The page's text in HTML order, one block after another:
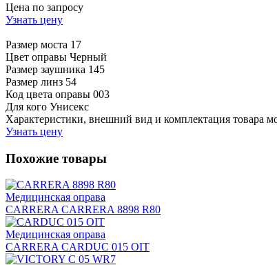
Цена по запросу
Узнать цену
Размер моста 17
Цвет оправы Черный
Размер заушника 145
Размер линз 54
Код цвета оправы 003
Для кого Унисекс
Характеристики, внешний вид и комплектация товара
Узнать цену
Похожие товары
Медицинская оправа
CARRERA CARRERA 8898 R80
Медицинская оправа
CARRERA CARDUC 015 OIT